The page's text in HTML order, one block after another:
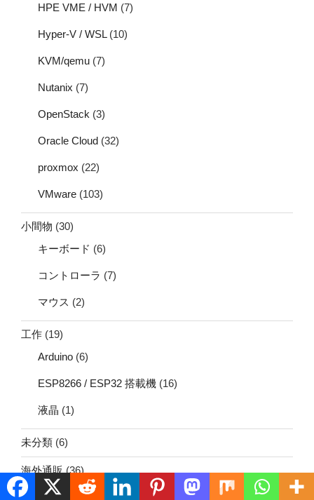
HPE VME / HVM (7)
Hyper-V / WSL(10)
KVM/qemu (7)
Nutanix (7)
OpenStack (3)
Oracle Cloud (32)
proxmox (22)
VMware (103)
小間物 (30)
キーボード (6)
コントローラ (7)
マウス (2)
工作 (19)
Arduino (6)
ESP8266 / ESP32 搭載機 (16)
液晶 (1)
未分類 (6)
海外通販(36)